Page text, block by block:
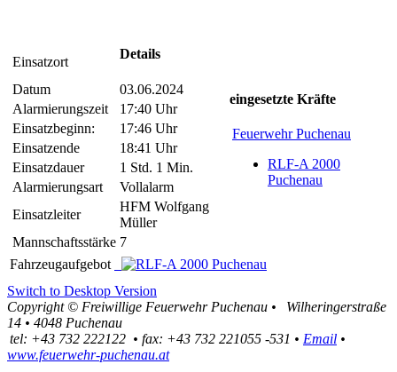
Einsatzort
Details
Datum
03.06.2024
Alarmierungszeit
17:40 Uhr
Einsatzbeginn:
17:46 Uhr
Einsatzende
18:41 Uhr
Einsatzdauer
1 Std. 1 Min.
Alarmierungsart
Vollalarm
Einsatzleiter
HFM Wolfgang
Müller
Mannschaftsstärke 7
eingesetzte Kräfte
Feuerwehr Puchenau
RLF-A 2000
Puchenau
Fahrzeugaufgebot
Switch to Desktop Version
Copyright © Freiwillige Feuerwehr Puchenau •
Wilheringerstraße
14 • 4048 Puchenau
tel: +43 732 222122 • fax: +43 732 221055 -531 • Email •
www.feuerwehr-puchenau.at